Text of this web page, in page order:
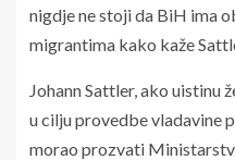
nigdje ne stoji da BiH ima
migrantima kako kaže
Johann Sattler, ako uistinu
u cilju provedbe vladavine
morao prozvati